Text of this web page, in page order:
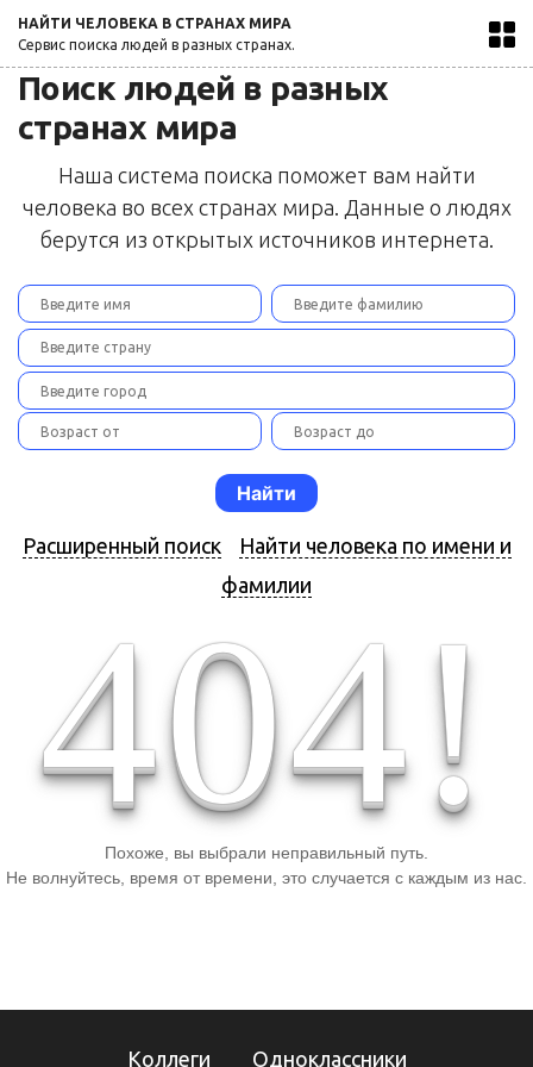
НАЙТИ ЧЕЛОВЕКА В СТРАНАХ МИРА
Сервис поиска людей в разных странах.
Поиск людей в разных
странах мира
Наша система поиска поможет вам найти
человека во всех странах мира. Данные о людях
берутся из открытых источников интернета.
Расширенный поиск
Найти человека по имени и
фамилии
404!
Похоже, вы выбрали неправильный путь.
Не волнуйтесь, время от времени, это случается с каждым из нас.
Коллеги Одноклассники